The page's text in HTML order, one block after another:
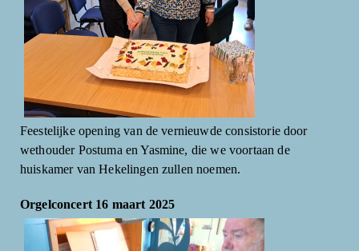
Feestelijke opening van de vernieuwde consistorie door
wethouder Postuma en Yasmine, die we voortaan de
huiskamer van Hekelingen zullen noemen.
Orgelconcert 16 maart 2025